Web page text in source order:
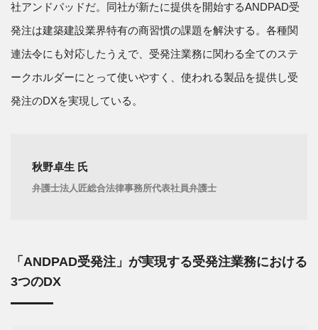
社アンドパッドだ。同社が新たに提供を開始するANDPAD受
発注は建築建設業界特有の商習慣の課題を解決する。各種関
連法令にも対応したうえで、受発注業務に関わる全てのステ
ークホルダーにとって使いやすく、使われる製品を提供し受
発注のDXを実現している。
秋野卓生 氏
弁護士法人匠総合法律事務所代表社員弁護士
「ANDPAD受発注」が実現する受発注業務における
3つのDX